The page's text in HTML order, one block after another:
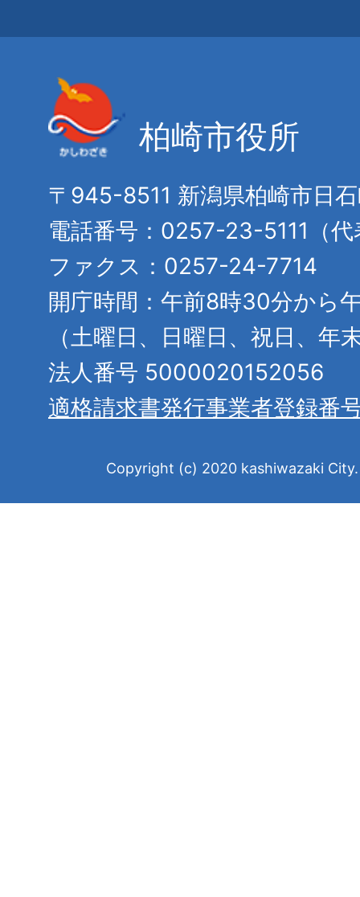
柏崎市役所
〒945-8511 新潟県柏崎市日
電話番号：0257-23-5111（代
ファクス：0257-24-7714
開庁時間：午前8時30分から
（土曜日、日曜日、祝日、年
法人番号 5000020152056
適格請求書発行事業者登録番
Copyright (c) 2020 kashiwazaki